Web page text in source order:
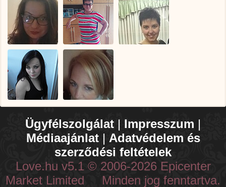
Ügyfélszolgálat | Impresszum |
Médiaajánlat| Adatvédelem és
szerződési feltételek
Love.hu v5.1 © 2006-2026 Epicenter
Market Limited Minden jog fenntartva.